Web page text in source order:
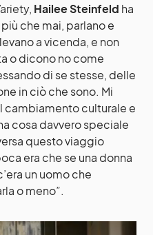
Hailee Steinfeld ha
che mai, parlano e
a vicenda, e non
o dicono no come
di se stesse, delle
in ciò che sono. Mi
cambiamento culturale e
cosa davvero speciale
questo viaggio
era che se una donna
un uomo che
o meno”.